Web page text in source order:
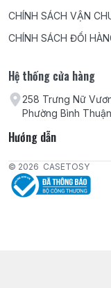
CHÍNH SÁCH VẬN
CHÍNH SÁCH ĐỔI
Hệ thống cửa hàng
258 Trưng Nữ
Phường Bình
Hướng dẫn
© 2026 CASETOSY